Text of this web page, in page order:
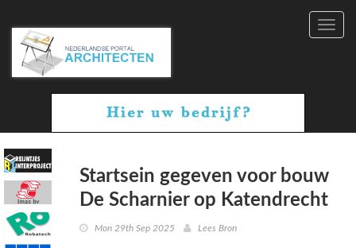
Startsein gegeven voor bouw
De Scharnier op Katendrecht
Mon 29th Sep 2025 Lees Bron